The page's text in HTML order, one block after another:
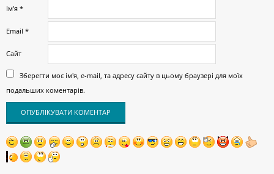
Ім'я *
Email *
Сайт
Зберегти моє ім'я, e-mail, та адресу сайту в цьому браузері для моїх
подальших коментарів.